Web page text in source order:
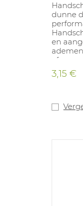
dunne
en
stoort
tegen
3,15 €